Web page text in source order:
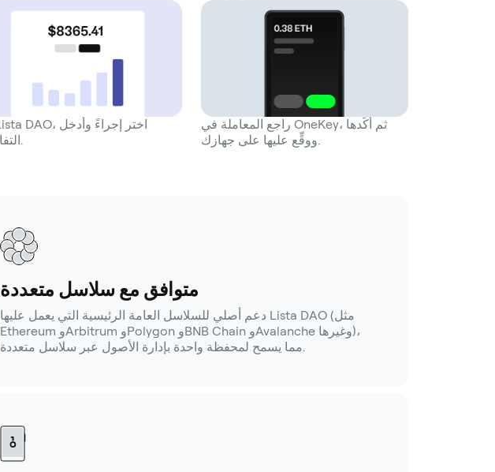
راجع المعاملة في OneKey، ثم أكِّدها
متوافق مع سلاسل متعددة
دعم أصلي للسلاسل العامة الرئيسية التي يعمل عليها Lista DAO (مثل
Ethereum وArbitrum وPolygon وBNB Chain وAvalanche وغيرها)،